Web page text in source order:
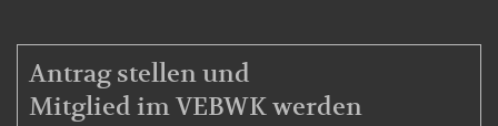
MITGLIEDSCHAFT
Antrag stellen und
Mitglied im VEBWK werden